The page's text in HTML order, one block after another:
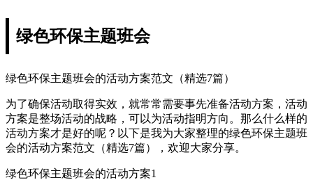
绿色环保主题班会
绿色环保主题班会的活动方案范文（精选7篇）
为了确保活动取得实效，就常常需要事先准备活动方案，活动
方案是整场活动的战略，可以为活动指明方向。那么什么样的
活动方案才是好的呢？以下是我为大家整理的绿色环保主题班
会的活动方案范文（精选7篇），欢迎大家分享。
绿色环保主题班会的活动方案1